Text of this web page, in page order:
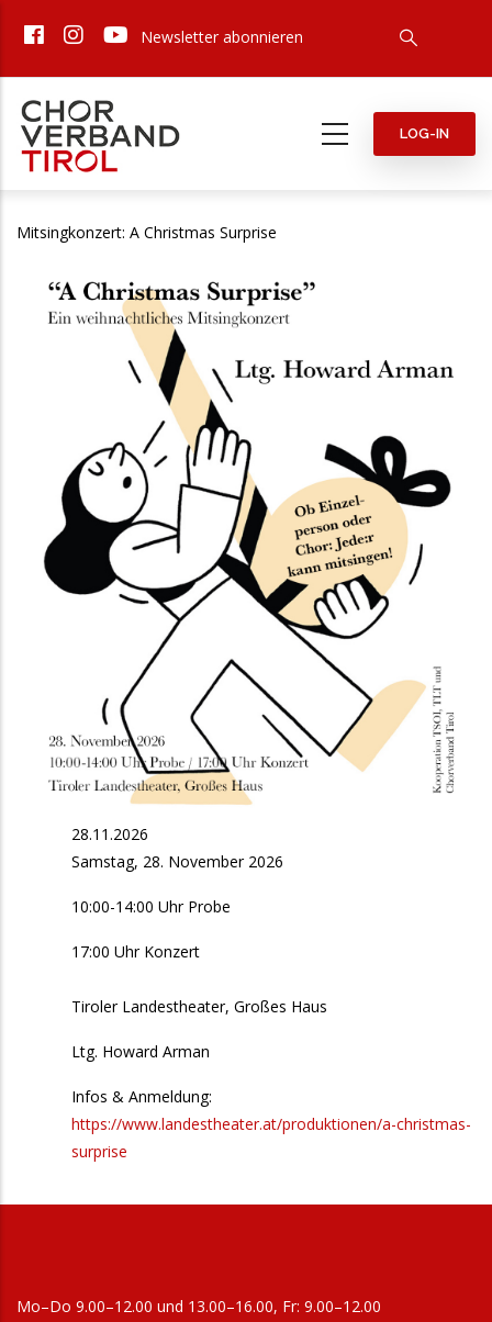
zum
Newsletter abonnieren
LOG-IN
Mitsingkonzert: A Christmas Surprise
28.11.2026
Samstag, 28. November 2026
10:00-14:00 Uhr Probe
17:00 Uhr Konzert
Tiroler Landestheater, Großes Haus
Ltg. Howard Arman
Infos & Anmeldung:
https://www.landestheater.at/produktionen/a-christmas-
surprise
Mo–Do 9.00–12.00 und 13.00–16.00, Fr: 9.00–12.00